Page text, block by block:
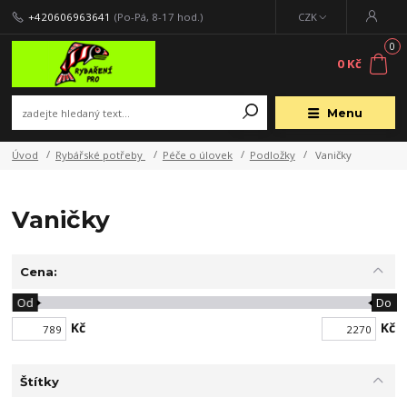
Menu
CZK
+420606963641 (Po-Pá, 8-17 hod.)
0
0 Kč
Úvod Rybářské potřeby Péče o úlovek Podložky Vaničky
Vaničky
Cena:
Kč
Od Do
Kč
Štítky